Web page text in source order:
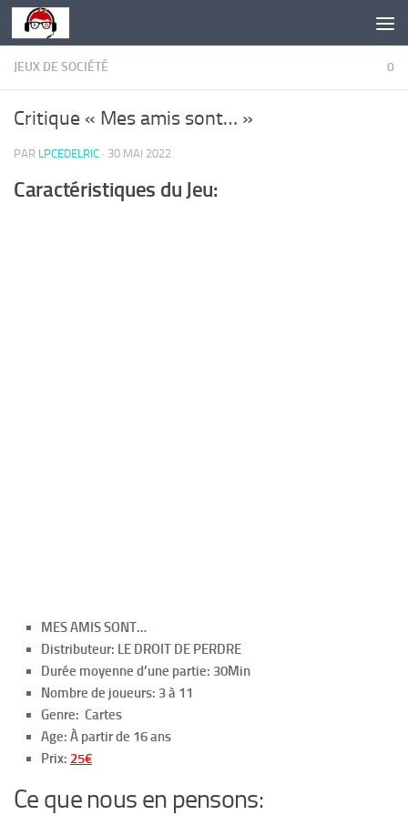
Skip to content
JEUX DE SOCIÉTÉ 0
Critique « Mes amis sont… »
PAR LPCEDELRIC · 30 MAI 2022
Caractéristiques du Jeu:
MES AMIS SONT…
Distributeur: LE DROIT DE PERDRE
Durée moyenne d’une partie: 30Min
Nombre de joueurs: 3 à 11
Genre: Cartes
Age: À partir de 16 ans
Prix: 25€
Ce que nous en pensons: